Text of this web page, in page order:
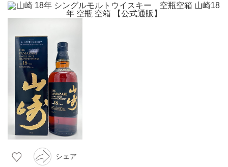
シェア